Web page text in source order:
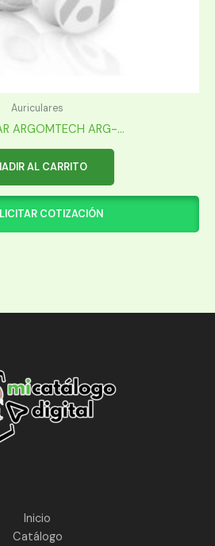
Auriculares
ARGOMTECH ARG-...
AL CARRITO
COTIZACIÓN
Inicio
Catálogo